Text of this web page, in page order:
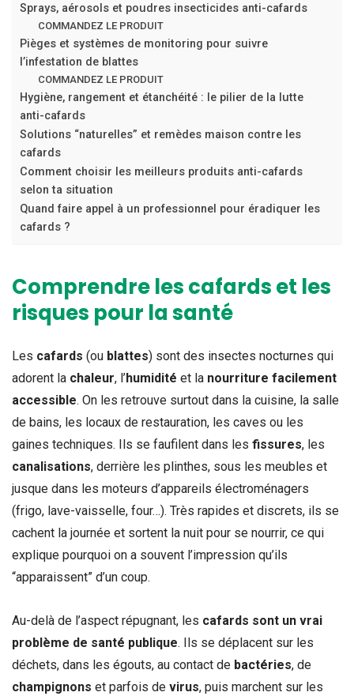
Sprays, aérosols et poudres insecticides anti-cafards
COMMANDEZ LE PRODUIT
Pièges et systèmes de monitoring pour suivre
l’infestation de blattes
COMMANDEZ LE PRODUIT
Hygiène, rangement et étanchéité : le pilier de la lutte
anti-cafards
Solutions “naturelles” et remèdes maison contre les
cafards
Comment choisir les meilleurs produits anti-cafards
selon ta situation
Quand faire appel à un professionnel pour éradiquer les
cafards ?
Comprendre les cafards et les
risques pour la santé
Les cafards (ou blattes) sont des insectes nocturnes qui
adorent la chaleur, l’humidité et la nourriture facilement
accessible. On les retrouve surtout dans la cuisine, la salle
de bains, les locaux de restauration, les caves ou les
gaines techniques. Ils se faufilent dans les fissures, les
canalisations, derrière les plinthes, sous les meubles et
jusque dans les moteurs d’appareils électroménagers
(frigo, lave-vaisselle, four…). Très rapides et discrets, ils se
cachent la journée et sortent la nuit pour se nourrir, ce qui
explique pourquoi on a souvent l’impression qu’ils
“apparaissent” d’un coup.
Au-delà de l’aspect répugnant, les cafards sont un vrai
problème de santé publique. Ils se déplacent sur les
déchets, dans les égouts, au contact de bactéries, de
champignons et parfois de virus, puis marchent sur les